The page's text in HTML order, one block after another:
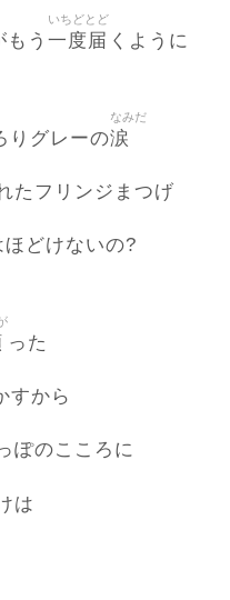
もう 一度届
いちどとど
くように
りグレーの涙
なみだ
たフリンジまつげ
どけないの?
った
すから
ぽのこころに
は